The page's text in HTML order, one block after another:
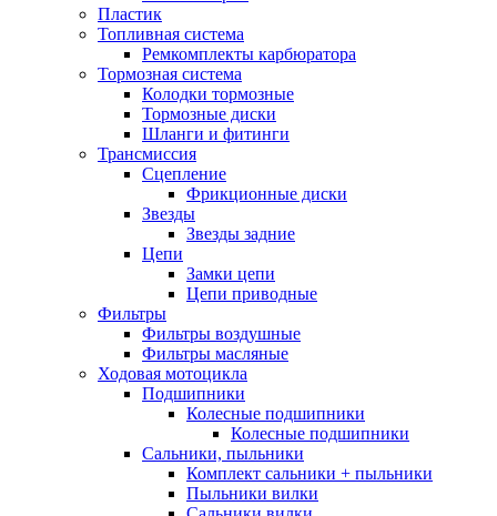
Пластик
Топливная система
Ремкомплекты карбюратора
Тормозная система
Колодки тормозные
Тормозные диски
Шланги и фитинги
Трансмиссия
Cцепление
Фрикционные диски
Звезды
Звезды задние
Цепи
Замки цепи
Цепи приводные
Фильтры
Фильтры воздушные
Фильтры масляные
Ходовая мотоцикла
Подшипники
Колесные подшипники
Колесные подшипники
Сальники, пыльники
Комплект сальники + пыльники
Пыльники вилки